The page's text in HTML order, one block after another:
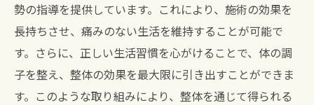
勢の指導を提供しています。これにより、施術の効果を
長持ちさせ、痛みのない生活を維持することが可能で
す。さらに、正しい生活習慣を心がけることで、体の調
子を整え、整体の効果を最大限に引き出すことができま
す。このような取り組みにより、整体を通じて得られる